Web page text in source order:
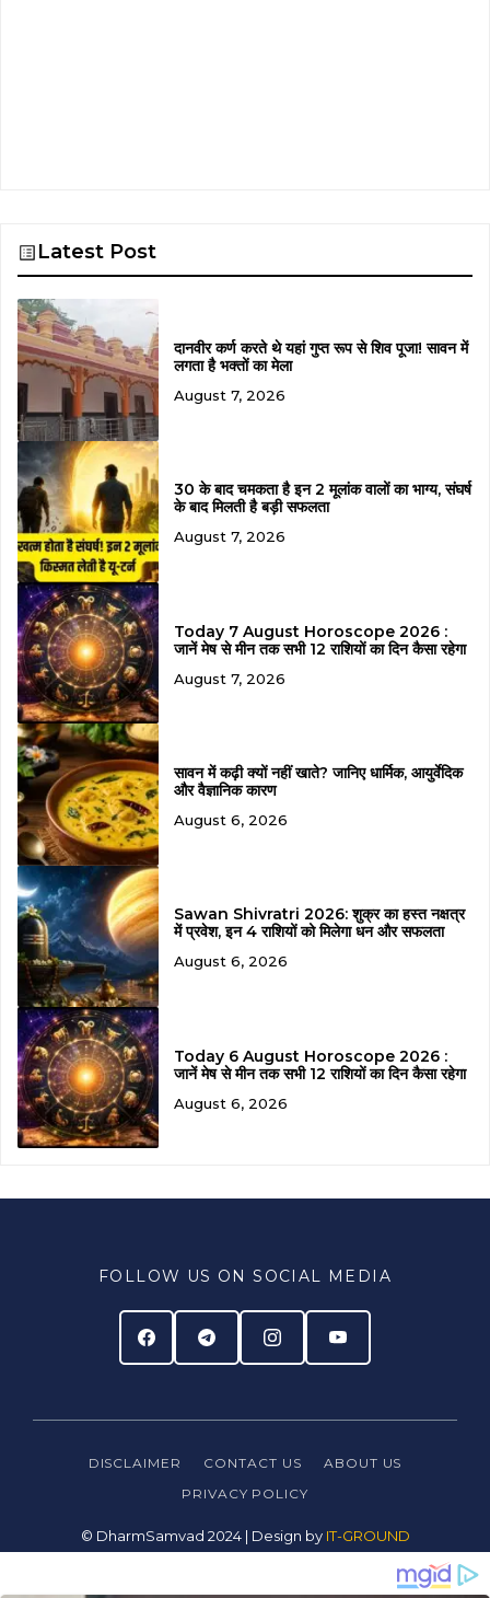
Latest Post
दानवीर कर्ण करते थे यहां गुप्त रूप से शिव पूजा! सावन में
लगता है भक्तों का मेला
August 7, 2026
30 के बाद चमकता है इन 2 मूलांक वालों का भाग्य, संघर्ष
के बाद मिलती है बड़ी सफलता
August 7, 2026
Today 7 August Horoscope 2026 :
जानें मेष से मीन तक सभी 12 राशियों का दिन कैसा रहेगा
August 7, 2026
सावन में कढ़ी क्यों नहीं खाते? जानिए धार्मिक, आयुर्वेदिक
और वैज्ञानिक कारण
August 6, 2026
Sawan Shivratri 2026: शुक्र का हस्त नक्षत्र
में प्रवेश, इन 4 राशियों को मिलेगा धन और सफलता
August 6, 2026
Today 6 August Horoscope 2026 :
जानें मेष से मीन तक सभी 12 राशियों का दिन कैसा रहेगा
August 6, 2026
FOLLOW US ON SOCIAL MEDIA
DISCLAIMER CONTACT US
ABOUT US
PRIVACY POLICY
© DharmSamvad 2024 | Design byIT-GROUND